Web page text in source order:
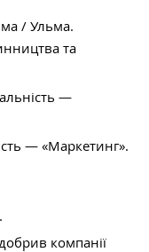
/ Ульма.
та
—
— «Маркетинг».
компанії